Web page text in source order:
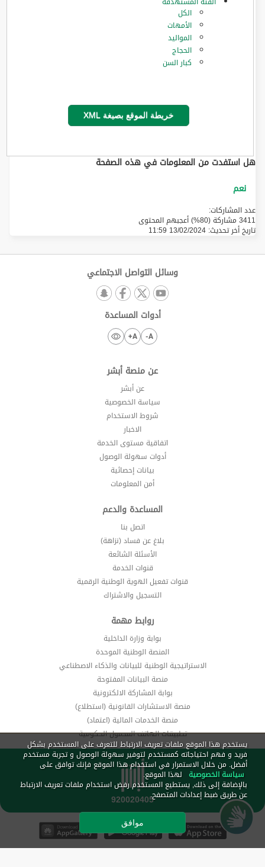
الكل
الأمهات
المواليد
الحجاج
كبار السن
خريطة الموقع بصيغة XML
هل استفدت من المعلومات في هذه الصفحة
عدد المشاركات:
3411 مشاركة (80%) أعجبهم المحتوى
تاريخ أخر تحديث: 13/02/2024 11:59
وسائل التواصل الاجتماعي
أدوات المساعدة
A-
A+
عن منصة أبشر
عن أبشر
سياسة الخصوصية
شروط الاستخدام
الاخبار
اتفاقية مستوى الخدمة
أدوات سهولة الوصول
بيانات إحصائية
أمن المعلومات
المساعدة والدعم
اتصل بنا
بلاغ عن فساد (نزاهة)
الأسئلة الشائعة
قنوات الخدمة
قنوات تفعيل الهوية الوطنية الرقمية
التسجيل والاشتراك
روابط مهمة
بوابة وزارة الداخلية
المنصة الوطنية الموحدة
الاستراتيجية الوطنية للبيانات والذكاء الاصطناعي
منصة البيانات المفتوحة
بوابة المشاركة الالكترونية
منصة الاستشارات القانونية (استطلاع)
منصة الخدمات المالية (اعتماد)
تطبيقات الهاتف المحمول الحكومية
يستخدم هذا الموقع ملفات تعريف الارتباط للتعرف على المستخدم بشكل
فريد و فهم احتياجاته كمستخدم لتوفير سهولة الوصول و تجربة مستخدم
أفضل. من خلال الاستمرار في استخدام هذا الموقع فإنك توافق على
سياسة الخصوصية لهذا الموقع.
بالإضافة إلى ذلك, يستطيع المستخدم رفض استخدام ملفات تعريف الارتباط
عن طريق ضبط إعدادات المتصفح.
موافق